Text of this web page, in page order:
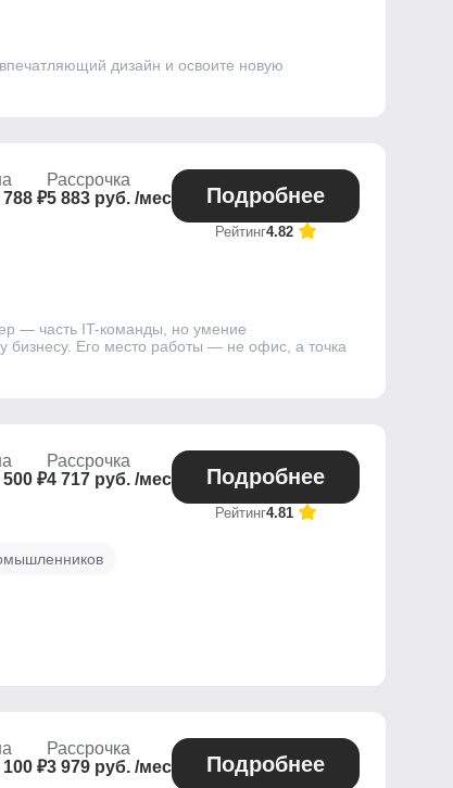
дизайн и освоите новую
₽
Рассрочка
5 883 руб. /мес
Подробнее
Рейтинг4.82
— часть IT-команды, но умение
Его место работы — не офис, а точка
500 ₽
Рассрочка
4 717 руб. /мес
Подробнее
Рейтинг4.81
100 ₽
Рассрочка
3 979 руб. /мес
Подробнее